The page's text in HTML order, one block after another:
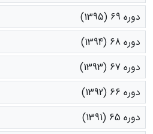
دوره 69 (1395)
دوره 68 (1394)
دوره 67 (1393)
دوره 66 (1392)
دوره 65 (1391)